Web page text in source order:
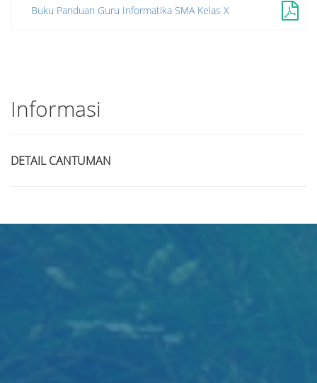
Buku Panduan Guru Informatika SMA Kelas X
Informasi
DETAIL CANTUMAN